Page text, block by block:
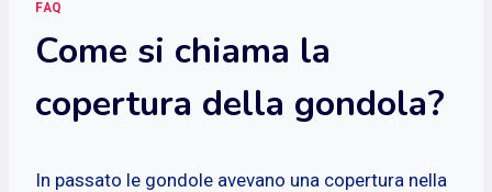
FAQ
Come si chiama la
copertura della gondola?
In passato le gondole avevano una copertura nella